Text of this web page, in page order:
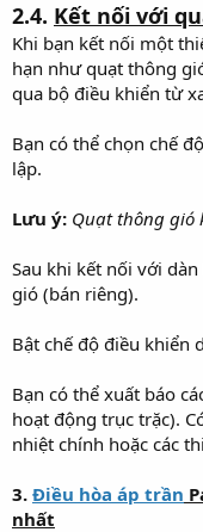
2.4. Kết nối với
Khi bạn kết nối một
hạn như quạt thông
qua bộ điều khiển từ
Bạn có thể chọn chế
lập.
Lưu ý: Quạt thông gió
Sau khi kết nối với
gió (bán riêng).
Bật chế độ điều khiển
Bạn có thể xuất báo
hoạt động trục trặc).
nhiệt chính hoặc các
3. Điều hòa áp trần
nhất